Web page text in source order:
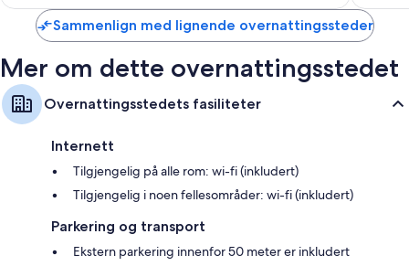
Sammenlign med lignende overnattingssteder
Mer om dette overnattingsstedet
Overnattingsstedets fasiliteter
Internett
Tilgjengelig på alle rom: wi-fi (inkludert)
Tilgjengelig i noen fellesområder: wi-fi (inkludert)
Parkering og transport
Ekstern parkering innenfor 50 meter er inkludert